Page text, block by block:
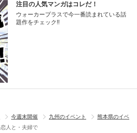
注目の人気マンガはコレだ！
ウォーカープラスで今一番読まれている話
題作をチェック!!
今週末開催 九州のイベント
熊本県のイベ
恋人と・夫婦で